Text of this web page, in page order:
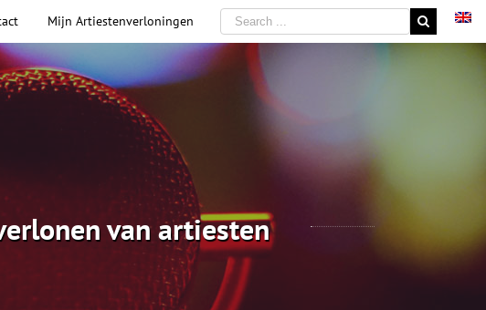
Mijn Artiestenverloningen
van artiesten